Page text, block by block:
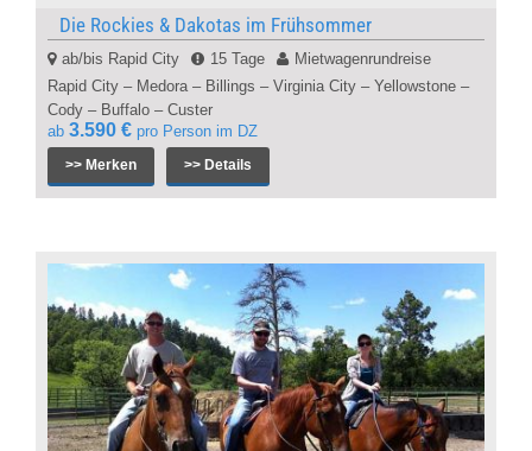
Die Rockies & Dakotas im Frühsommer
ab/bis Rapid City 15 Tage
Mietwagenrundreise
Rapid City – Medora – Billings – Virginia City – Yellowstone –
Cody – Buffalo – Custer
ab 3.590 € pro Person im DZ
>> Merken >> Details